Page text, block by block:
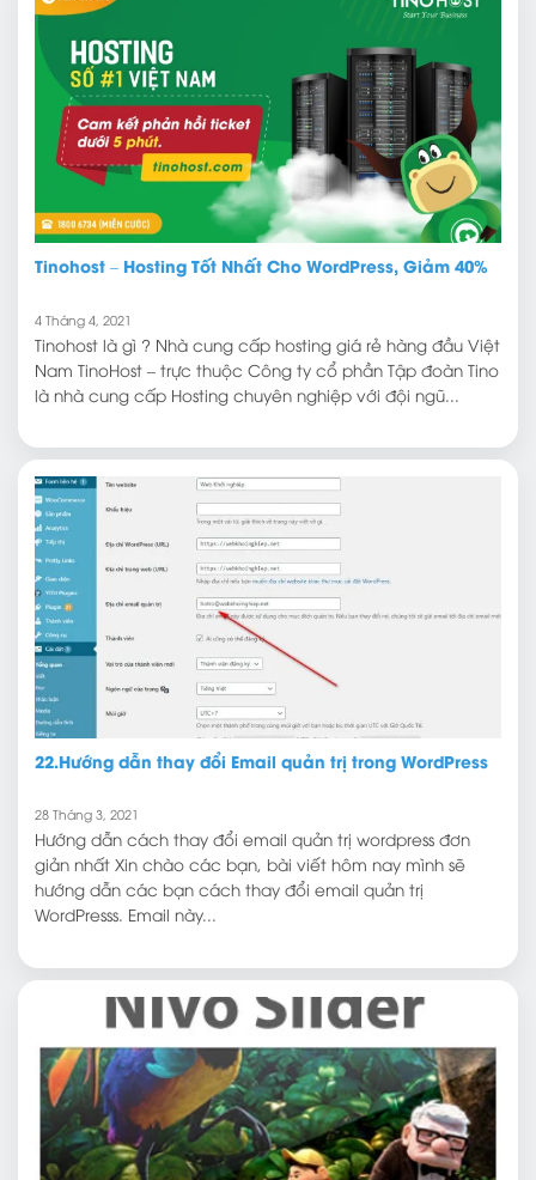
Tinohost – Hosting Tốt Nhất Cho WordPress, Giảm 40%
4 Tháng 4, 2021
Tinohost là gì ? Nhà cung cấp hosting giá rẻ hàng đầu Việt
Nam TinoHost – trực thuộc Công ty cổ phần Tập đoàn Tino
là nhà cung cấp Hosting chuyên nghiệp với đội ngũ...
22.Hướng dẫn thay đổi Email quản trị trong WordPress
28 Tháng 3, 2021
Hướng dẫn cách thay đổi email quản trị wordpress đơn
giản nhất Xin chào các bạn, bài viết hôm nay mình sẽ
hướng dẫn các bạn cách thay đổi email quản trị
WordPresss. Email này...